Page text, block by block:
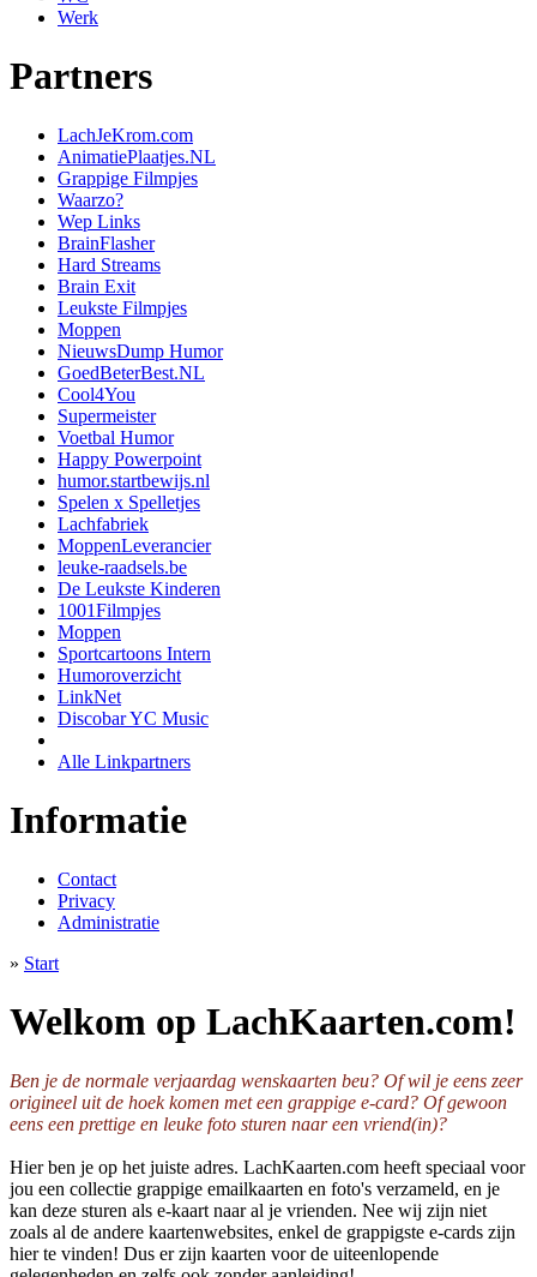
Werk
Partners
LachJeKrom.com
AnimatiePlaatjes.NL
Grappige Filmpjes
Waarzo?
Wep Links
BrainFlasher
Hard Streams
Brain Exit
Leukste Filmpjes
Moppen
NieuwsDump Humor
GoedBeterBest.NL
Cool4You
Supermeister
Voetbal Humor
Happy Powerpoint
humor.startbewijs.nl
Spelen x Spelletjes
Lachfabriek
MoppenLeverancier
leuke-raadsels.be
De Leukste Kinderen
1001Filmpjes
Moppen
Sportcartoons Intern
Humoroverzicht
LinkNet
Discobar YC Music
Alle Linkpartners
Informatie
Contact
Privacy
Administratie
» Start
Welkom op LachKaarten.com!
Ben je de normale verjaardag wenskaarten beu? Of wil je eens zeer
origineel uit de hoek komen met een grappige e-card? Of gewoon
eens een prettige en leuke foto sturen naar een vriend(in)?
Hier ben je op het juiste adres. LachKaarten.com heeft speciaal voor
jou een collectie grappige emailkaarten en foto's verzameld, en je
kan deze sturen als e-kaart naar al je vrienden. Nee wij zijn niet
zoals al de andere kaartenwebsites, enkel de grappigste e-cards zijn
hier te vinden! Dus er zijn kaarten voor de uiteenlopende